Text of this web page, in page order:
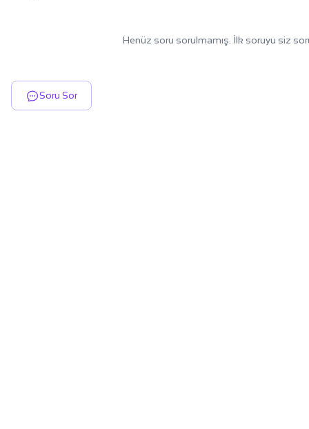
Henüz soru sorulmamış. İlk soruyu siz
Soru Sor